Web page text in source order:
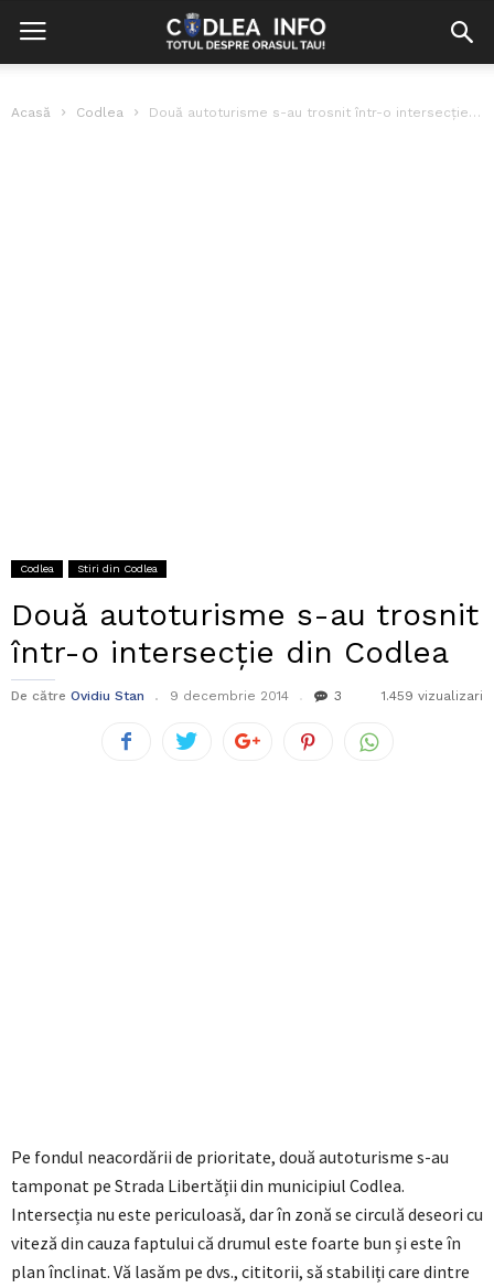
Acasă Codlea Două autoturisme s-au trosnit într-o intersecție din Codlea
Codlea Stiri din Codlea
Două autoturisme s-au trosnit
într-o intersecție din Codlea
De către Ovidiu Stan 9 decembrie 2014 3 1.459 vizualizari
Pe fondul neacordării de prioritate, două autoturisme s-au
tamponat pe Strada Libertății din municipiul Codlea.
Intersecția nu este periculoasă, dar în zonă se circulă deseori cu
viteză din cauza faptului că drumul este foarte bun și este în
plan înclinat. Vă lasăm pe dvs., cititorii, să stabiliți care dintre